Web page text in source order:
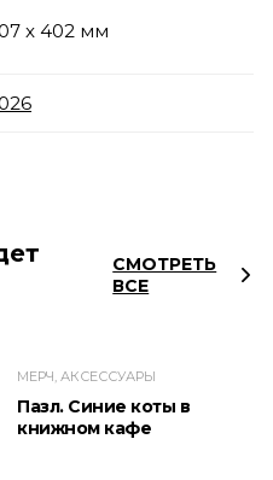
x 402 мм
СМОТРЕТЬ
ВСЕ
МЕРЧ, АКСЕССУАРЫ
Пазл. Синие коты в
книжном кафе